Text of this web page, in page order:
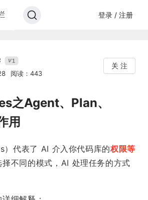
登录 / 注册
V1
阅读：443
关 注
之Agent、Plan、
用
）代表了 AI 介入你代码库的权限等
择不同的模式，AI 处理任务的方式